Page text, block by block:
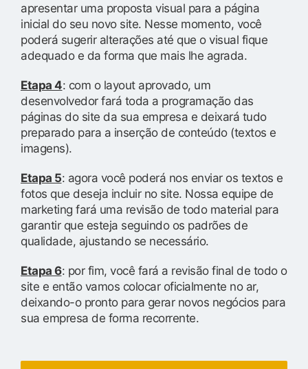
apresentar uma proposta visual para a página
inicial do seu novo site. Nesse momento, você
poderá sugerir alterações até que o visual fique
adequado e da forma que mais lhe agrada.
Etapa 4: com o layout aprovado, um
desenvolvedor fará toda a programação das
páginas do site da sua empresa e deixará tudo
preparado para a inserção de conteúdo (textos e
imagens).
Etapa 5: agora você poderá nos enviar os textos e
fotos que deseja incluir no site. Nossa equipe de
marketing fará uma revisão de todo material para
garantir que esteja seguindo os padrões de
qualidade, ajustando se necessário.
Etapa 6: por fim, você fará a revisão final de todo o
site e então vamos colocar oficialmente no ar,
deixando-o pronto para gerar novos negócios para
sua empresa de forma recorrente.